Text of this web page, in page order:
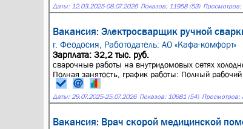
Даты: 12.03.2025-08.07.2026 Показов: 11958 (53) Просмотров:
Вакансия: Электросварщик ручной
г. Феодосия, Работодатель: АО «Кафа-комфорт»
Зарплата: 32,2 тыс. руб.
сварочные работы на внутридомовых сетях
Полная занятость, график работы: Полный
Даты: 29.07.2025-25.07.2026 Показов: 10981 (54) Просмотров:
Вакансия: Врач скорой медицинской